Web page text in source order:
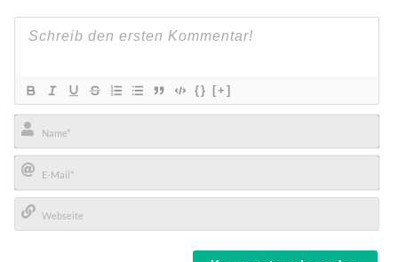
{} [+]
Name*
E-
Mail*